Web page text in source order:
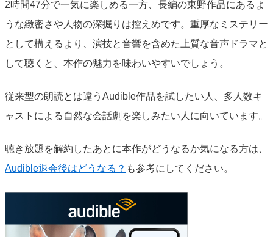
2時間47分で一気に楽しめる一方、長編の東野作品にあるよ
うな緻密さや人物の深掘りは控えめです。重厚なミステリー
として構えるより、演技と音響を含めた上質な音声ドラマと
して聴くと、本作の魅力を味わいやすいでしょう。
従来型の朗読とは違うAudible作品を試したい人、多人数キ
ャストによる自然な会話劇を楽しみたい人に向いています。
聴き放題を解約したあとに本作がどうなるか気になる方は、
Audible退会後はどうなる？ も参考にしてください。